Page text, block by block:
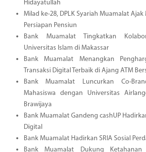
Hidayatullah
Milad ke-28, DPLK Syariah Muamalat
Persiapan Pensiun
Bank Muamalat Tingkatkan
Universitas Islam di Makassar
Bank Muamalat Menangkan
Transaksi Digital Terbaik di Ajang ATM
Bank Muamalat Luncurkan Co-
Mahasiswa dengan Universitas
Brawijaya
Bank Muamalat Gandeng cashUP
Digital
Bank Muamalat Hadirkan SRIA Sosial
Bank Muamalat Dukung Ketahanan